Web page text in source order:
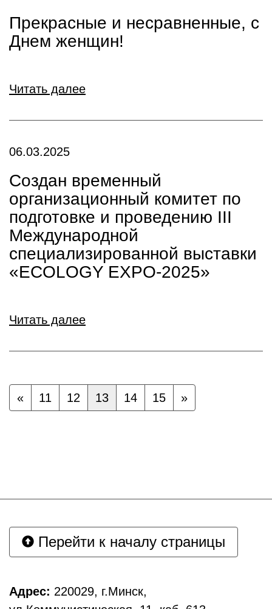
Прекрасные и несравненные, с
Днем женщин!
Читать далее
06.03.2025
Cоздан временный
организационный комитет по
подготовке и проведению III
Международной
специализированной выставки
«ECOLOGY EXPO-2025»
Читать далее
« 11 12 13 14 15 »
Перейти к началу страницы
Адрес: 220029, г.Минск,